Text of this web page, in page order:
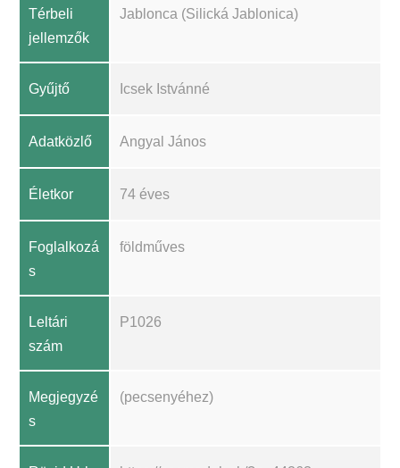
Térbeli
jellemzők
Jablonca (Silická Jablonica)
Gyűjtő Icsek Istvánné
Adatközlő Angyal János
Életkor 74 éves
Foglalkozá
s
földműves
Leltári
szám
P1026
Megjegyzé
s
(pecsenyéhez)